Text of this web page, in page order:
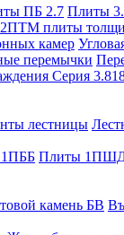
ПБ 2.7 Плиты
2ПТМ плиты
камер
перемычки
Серия
лестницы
Плиты
камень БВ